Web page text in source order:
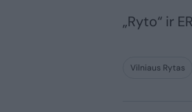
„Ryto“ ir
Vilniaus Rytas